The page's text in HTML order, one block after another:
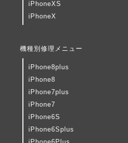
iPhoneXS
iPhoneX
機種別修理メニュー
iPhone8plus
iPhone8
iPhone7plus
iPhone7
iPhone6S
iPhone6Splus